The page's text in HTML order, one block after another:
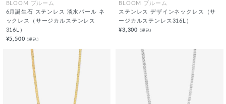
BLOOM ブルーム
6月誕生石 ステンレス 淡水パール ネ
ックレス（サージカルステンレス
316L）
¥5,500(税込)
BLOOM ブルーム
ステンレス デザインネックレス（サ
ージカルステンレス316L）
¥3,300 (税込)